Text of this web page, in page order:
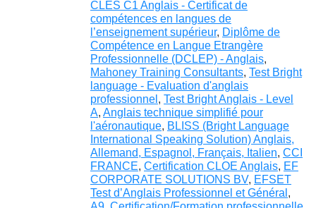
CLES C1 Anglais - Certificat de
compétences en langues de
l’enseignement supérieur, Diplôme de
Compétence en Langue Etrangère
Professionnelle (DCLEP) - Anglais,
Mahoney Training Consultants, Test Bright
language - Evaluation d'anglais
professionnel , Test Bright Anglais - Level
A, Anglais technique simplifié pour
l'aéronautique, BLISS (Bright Language
International Speaking Solution) Anglais,
Allemand, Espagnol, Français, Italien, CCI
FRANCE, Certification CLOE Anglais, EF
CORPORATE SOLUTIONS BV, EFSET
Test d’Anglais Professionnel et Général ,